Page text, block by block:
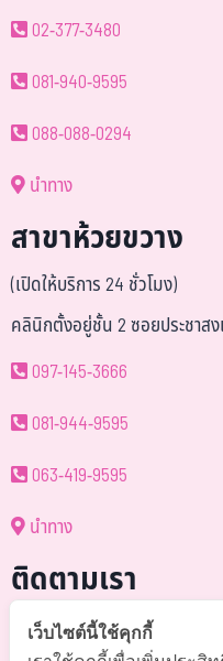
02-377-3480
081-940-9595
088-088-0294
นำทาง
สาขาห้วยขวาง
(เปิดให้บริการ 24 ชั่วโมง)
คลินิกตั้งอยู่ชั้น 2 ซอยประชาสง
097-145-3666
081-944-9595
063-419-9595
นำทาง
ติดตามเรา
@somchai-clinic (มี@)
เว็บไซต์นี้ใช้คุกกี้